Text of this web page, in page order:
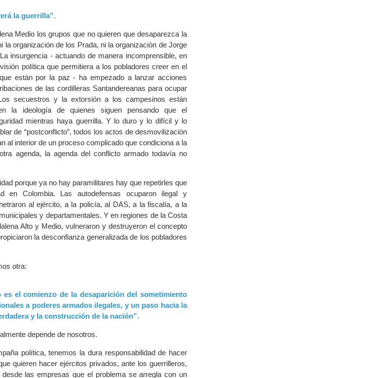
la guerrilla”.
Medio los grupos que no quieren que desaparezca la
la organización de los Prada, ni la organización de Jorge
insurgencia - actuando de manera incomprensible, en
política que permitiera a los pobladores creer en el
están por la paz - ha empezado a lanzar acciones
de las cordilleras Santandereanas para ocupar
secuestros y la extorsión a los campesinos están
la ideología de quienes siguen pensando que el
mientras haya guerrilla. Y lo duro y lo difícil y lo
de “postconflicto”, todos los actos de desmovilización
al interior de un proceso complicado que condiciona a la
agenda, la agenda del conflicto armado todavía no
porque ya no hay paramilitares hay que repetirles que
en Colombia. Las autodefensas ocuparon ilegal y
al ejército, a la policía, al DAS, a la fiscalía, a la
y departamentales. Y en regiones de la Costa
Alto y Medio, vulneraron y destruyeron el concepto
la desconfianza generalizada de los pobladores
otra:
el comienzo de la desaparición del sometimiento
a poderes armados ilegales, y un paso hacia la
y la construcción de la nación”.
depende de nosotros.
política, tenemos la dura responsabilidad de hacer
quieren hacer ejércitos privados, ante los guerrilleros,
las empresas que el problema se arregla con un